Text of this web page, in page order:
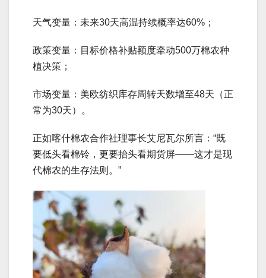
天气变量：未来30天高温持续概率达60%；
政策变量：目标价格补贴额度牵动500万棉农种
植决策；
市场变量：美欧纺织库存周转天数增至48天（正
常为30天）。
正如喀什棉农合作社理事长艾尼瓦尔所言：“既
要低头看棉铃，更要抬头看期货屏——这才是现
代棉农的生存法则。”